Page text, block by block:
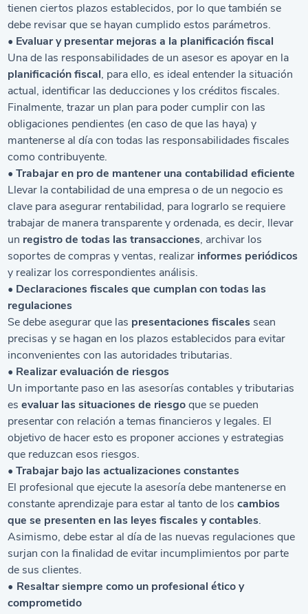
tienen ciertos plazos establecidos, por lo que también se
debe revisar que se hayan cumplido estos parámetros.
• Evaluar y presentar mejoras a la planificación fiscal
Una de las responsabilidades de un asesor es apoyar en la
planificación fiscal, para ello, es ideal entender la situación
actual, identificar las deducciones y los créditos fiscales.
Finalmente, trazar un plan para poder cumplir con las
obligaciones pendientes (en caso de que las haya) y
mantenerse al día con todas las responsabilidades fiscales
como contribuyente.
• Trabajar en pro de mantener una contabilidad eficiente
Llevar la contabilidad de una empresa o de un negocio es
clave para asegurar rentabilidad, para lograrlo se requiere
trabajar de manera transparente y ordenada, es decir, llevar
un registro de todas las transacciones, archivar los
soportes de compras y ventas, realizar informes periódicos
y realizar los correspondientes análisis.
• Declaraciones fiscales que cumplan con todas las
regulaciones
Se debe asegurar que las presentaciones fiscales sean
precisas y se hagan en los plazos establecidos para evitar
inconvenientes con las autoridades tributarias.
• Realizar evaluación de riesgos
Un importante paso en las asesorías contables y tributarias
esevaluar las situaciones de riesgoque se pueden
presentar con relación a temas financieros y legales. El
objetivo de hacer esto es proponer acciones y estrategias
que reduzcan esos riesgos.
• Trabajar bajo las actualizaciones constantes
El profesional que ejecute la asesoría debe mantenerse en
constante aprendizaje para estar al tanto de loscambios
que se presenten en las leyes fiscales y contables.
Asimismo, debe estar al día de las nuevas regulaciones que
surjan con la finalidad de evitar incumplimientos por parte
de sus clientes.
• Resaltar siempre como un profesional ético y
comprometido